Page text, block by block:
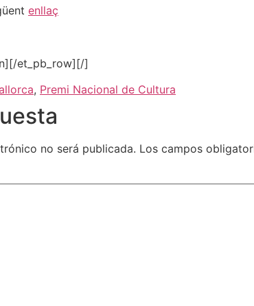
enllaç
et_pb_row][/]
, Premi Nacional de Cultura
no será publicada. Los campos